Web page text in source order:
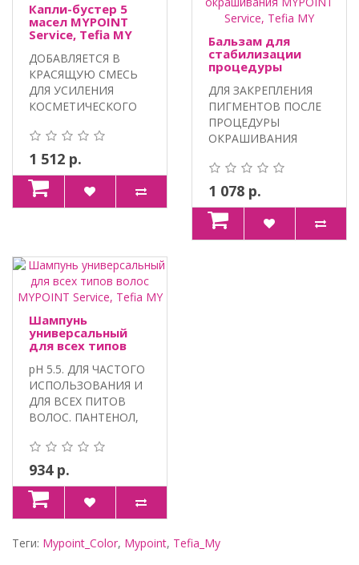
Капли-бустер 5
масел MYPOINT
Service, Tefia MY
ДОБАВЛЯЕТСЯ В
КРАСЯЩУЮ СМЕСЬ
ДЛЯ УСИЛЕНИЯ
КОСМЕТИЧЕСКОГО
ОРАШИВАНИЯ. МА..
1 512 р.
Бальзам для
стабилизации
процедуры
MYPOINT Service,
Tefia MY
ДЛЯ ЗАКРЕПЛЕНИЯ
ПИГМЕНТОВ ПОСЛЕ
ПРОЦЕДУРЫ
ОКРАШИВАНИЯ
ИНТЕГРИРОВАННЫЙ
КО..
1 078 р.
Шампунь
универсальный
для всех типов
Service, Tefia MY
pH 5.5. ДЛЯ ЧАСТОГО
ИСПОЛЬЗОВАНИЯ И
ДЛЯ ВСЕХ ПИТОВ
ВОЛОС. ПАНТЕНОЛ,
934 р.
Теги: Mypoint_Color, Mypoint, Tefia_My